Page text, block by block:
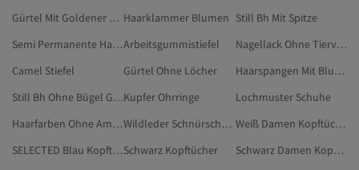
Gürtel Mit Goldener Schnalle Haarklammer Blumen Still Bh Mit Spitze
Semi Permanente HaarfarbeArbeitsgummistiefel
Nagellack Ohne Tierversuche
Camel Stiefel
Gürtel Ohne Löcher
Haarspangen Mit Blumen
Still Bh Ohne Bügel Große GrößenKupfer Ohrringe
Lochmuster Schuhe
Haarfarben Ohne Ammoniak
Wildleder Schnürschuhe
Weiß Damen Kopftücher
SELECTED Blau KopftücherSchwarz Kopftücher
Schwarz Damen Kopftücher